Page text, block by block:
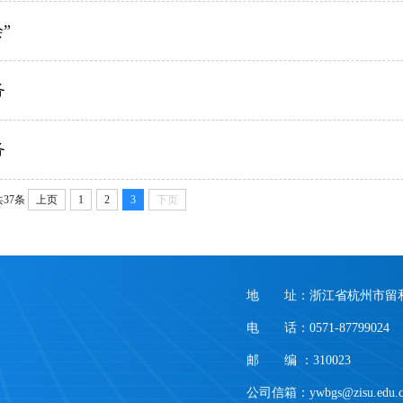
37条 上页 1 2 3 下页
地 址：浙江省杭州市留
电 话：0571-87799024
邮 编 ：310023
公司信箱：